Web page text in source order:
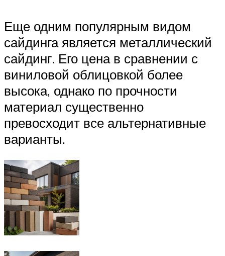
Еще одним популярным видом
сайдинга является металлический
сайдинг. Его цена в сравнении с
виниловой облицовкой более
высока, однако по прочности
материал существенно
превосходит все альтернативные
варианты.